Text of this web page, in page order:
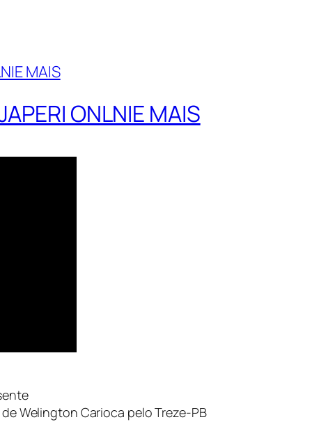
ONLNIE MAIS
Welington Carioca pelo Treze-PB